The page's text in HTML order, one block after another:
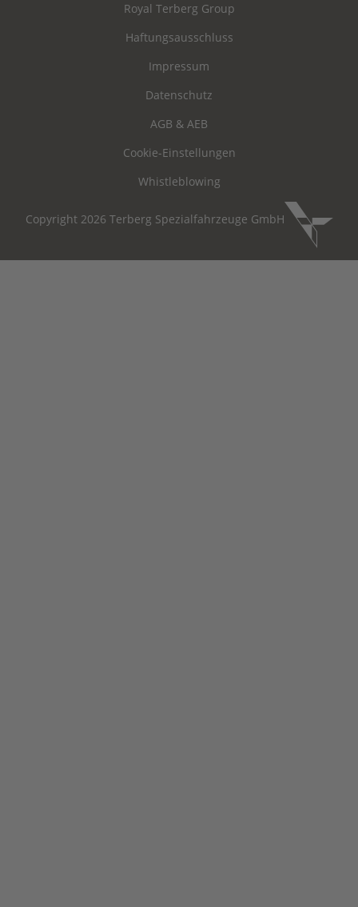
Royal Terberg Group
Haftungsausschluss
Impressum
Datenschutz
AGB & AEB
Cookie-Einstellungen
Whistleblowing
Copyright 2026 Terberg Spezialfahrzeuge GmbH